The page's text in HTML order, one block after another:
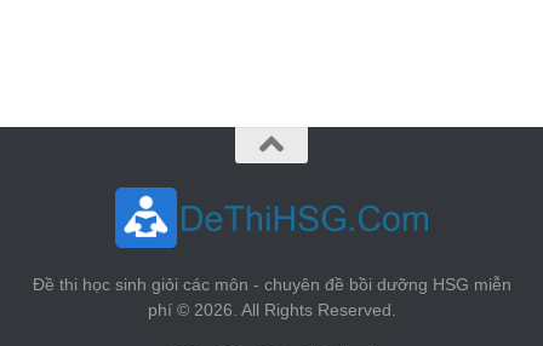
Đề thi học sinh giỏi các môn - chuyên đề bồi dưỡng HSG miễn
phí © 2026. All Rights Reserved.